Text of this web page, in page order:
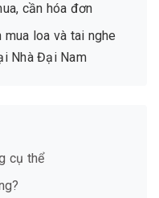
cần hóa đơn
mua loa và tai nghe
Nhà Đại Nam
cụ thể